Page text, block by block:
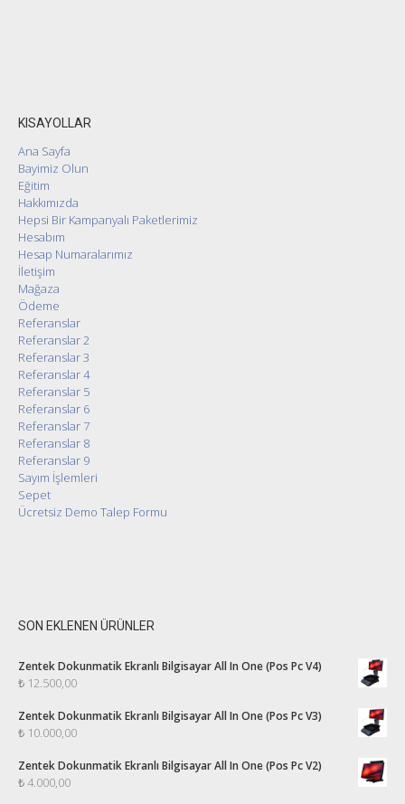
KISAYOLLAR
Ana Sayfa
Bayimiz Olun
Eğitim
Hakkımızda
Hepsi Bir Kampanyalı Paketlerimiz
Hesabım
Hesap Numaralarımız
İletişim
Mağaza
Ödeme
Referanslar
Referanslar 2
Referanslar 3
Referanslar 4
Referanslar 5
Referanslar 6
Referanslar 7
Referanslar 8
Referanslar 9
Sayım İşlemleri
Sepet
Ücretsiz Demo Talep Formu
SON EKLENEN ÜRÜNLER
Zentek Dokunmatik Ekranlı Bilgisayar All In One (Pos Pc V4)
₺ 12.500,00
Zentek Dokunmatik Ekranlı Bilgisayar All In One (Pos Pc V3)
₺ 10.000,00
Zentek Dokunmatik Ekranlı Bilgisayar All In One (Pos Pc V2)
₺4.000,00